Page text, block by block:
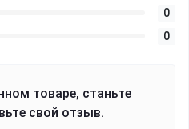
0
0
товаре, станьте
свой отзыв.